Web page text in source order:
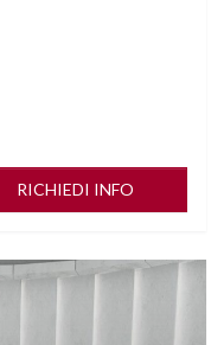
RICHIEDI INFO